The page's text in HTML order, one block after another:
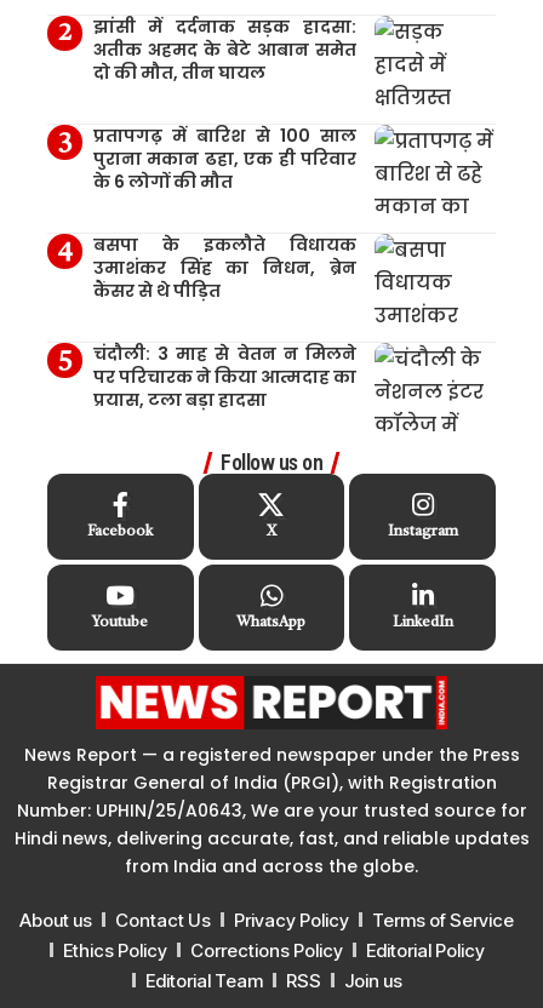
झांसी में दर्दनाक सड़क हादसा:
अतीक अहमद के बेटे आबान समेत
दो की मौत, तीन घायल
प्रतापगढ़ में बारिश से 100 साल
पुराना मकान ढहा, एक ही परिवार
के 6 लोगों की मौत
बसपा के इकलौते विधायक
उमाशंकर सिंह का निधन, ब्रेन
कैंसर से थे पीड़ित
चंदौली: 3 माह से वेतन न मिलने
पर परिचारक ने किया आत्मदाह का
प्रयास, टला बड़ा हादसा
Follow us on
Facebook X Instagram
Youtube WhatsApp LinkedIn
News Report — a registered newspaper under the Press
Registrar General of India (PRGI), with Registration
Number: UPHIN/25/A0643, We are your trusted source for
Hindi news, delivering accurate, fast, and reliable updates
from India and across the globe.
About us Contact Us Privacy Policy
Terms of Service
Ethics Policy
Corrections Policy
Editorial Policy
Editorial Team
RSS Join us